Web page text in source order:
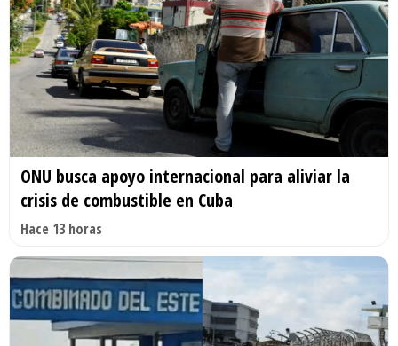
ONU busca apoyo internacional para aliviar la
crisis de combustible en Cuba
Hace 13 horas